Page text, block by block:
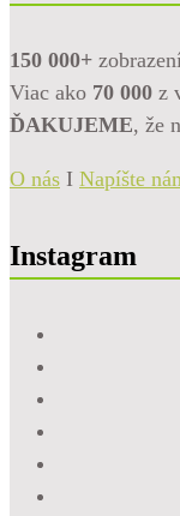
150 000+
Viac ako 70 000 z
ĎAKUJEME, že
O nás I Napíšte
Instagram